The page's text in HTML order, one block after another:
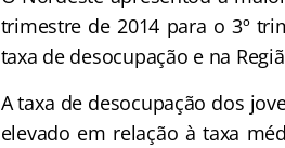
trimestre de 2014 para o 3º
taxa de desocupação e na
A taxa de desocupação dos
elevado em relação à taxa